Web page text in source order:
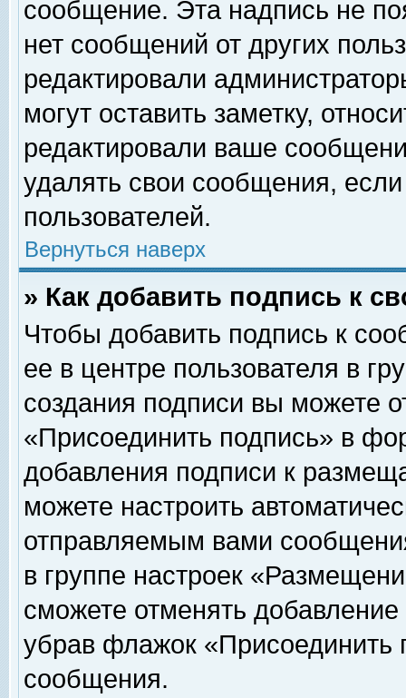
сообщение. Эта надпись не
нет сообщений от других
редактировали
могут оставить заметку,
редактировали ваше
удалять свои сообщения,
пользователей.
Вернуться наверх
» Как добавить подпись к
Чтобы добавить подпись к
ее в центре пользователя в
создания подписи вы можете
«Присоединить подпись» в
добавления подписи к
можете настроить
отправляемым вами
в группе настроек
сможете отменять
убрав флажок «Присоединить
сообщения.